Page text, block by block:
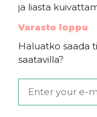
ja liasta
Varasto loppu
Haluatko saada
saatavilla?